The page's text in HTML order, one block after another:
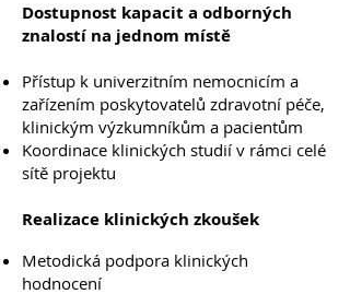
Dostupnost kapacit a odborných
znalostí na jednom místě
Přístup k univerzitním nemocnicím a
zařízením poskytovatelů zdravotní péče,
klinickým výzkumníkům a pacientům
Koordinace klinických studií v rámci celé
sítě projektu
Realizace klinických zkoušek
Metodická podpora klinických
hodnocení